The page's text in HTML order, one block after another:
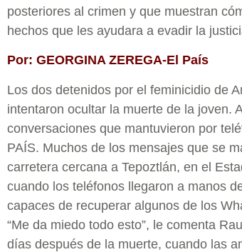
posteriores al crimen y que muestran
hechos que les ayudara a evadir la
Por: GEORGINA ZEREGA-El País
Los dos detenidos por el feminicidio de
intentaron ocultar la muerte de la joven.
conversaciones que mantuvieron por
PAÍS. Muchos de los mensajes que se
carretera cercana a Tepoztlán, en el
cuando los teléfonos llegaron a manos
capaces de recuperar algunos de los
“Me da miedo todo esto”, le comenta
días después de la muerte, cuando las